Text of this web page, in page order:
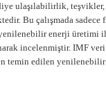
ulaşılabilirlik,
Bu çalışmada
enerji üretimi
incelenmiştir. IMF
temin edilen